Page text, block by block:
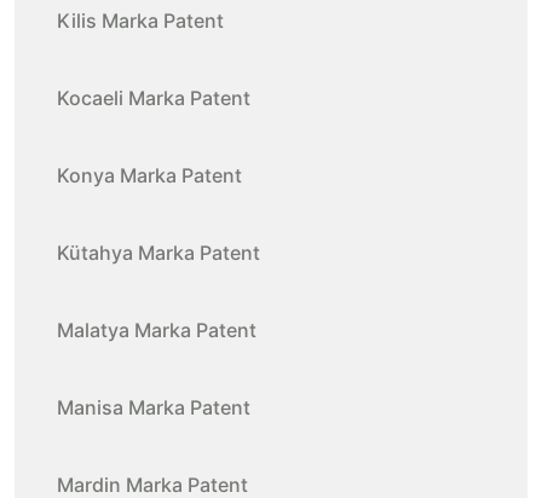
Kilis Marka Patent
Kocaeli Marka Patent
Konya Marka Patent
Kütahya Marka Patent
Malatya Marka Patent
Manisa Marka Patent
Mardin Marka Patent